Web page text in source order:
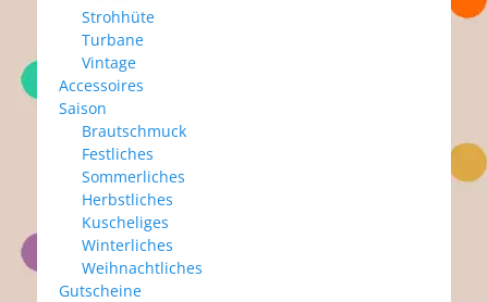
Strohhüte
Turbane
Vintage
Accessoires
Saison
Brautschmuck
Festliches
Sommerliches
Herbstliches
Kuscheliges
Winterliches
Weihnachtliches
Gutscheine